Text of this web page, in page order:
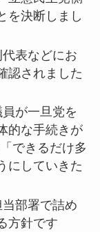
を決断しまし
表などにお
認されました
が一旦党を
的な手続きが
できるだけ多
にしていきた
部署で詰め
方針です